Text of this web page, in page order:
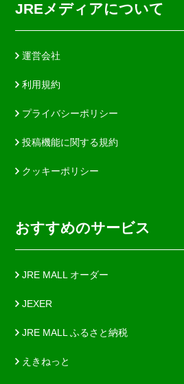
JREメディアについて
運営会社
利用規約
プライバシーポリシー
投稿機能に関する規約
クッキーポリシー
おすすめのサービス
JRE MALL オーダー
JEXER
JRE MALL ふるさと納税
えきねっと